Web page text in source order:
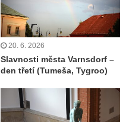
20. 6. 2026
Slavnosti města Varnsdorf –
den třetí (Tumeša, Tygroo)